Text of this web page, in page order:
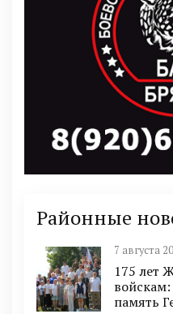
Районные
7 августа
175 лет
память